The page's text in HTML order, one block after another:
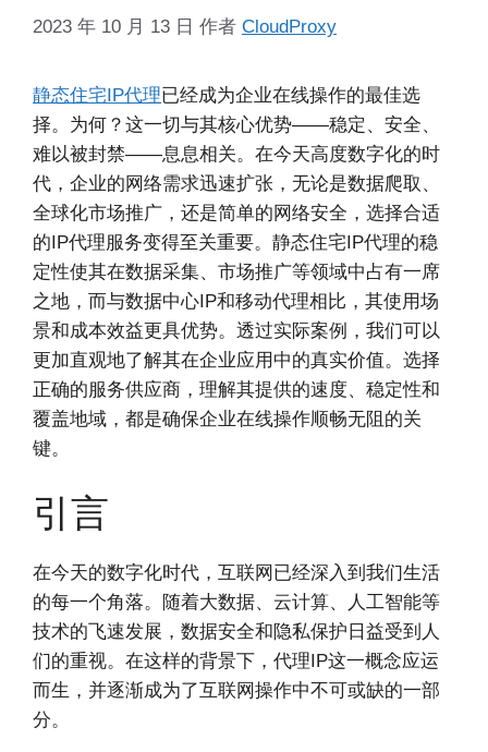
2023 年 10 月 13 日 作者 CloudProxy
静态住宅IP代理已经成为企业在线操作的最佳选
择。为何？这一切与其核心优势——稳定、安全、
难以被封禁——息息相关。在今天高度数字化的时
代，企业的网络需求迅速扩张，无论是数据爬取、
全球化市场推广，还是简单的网络安全，选择合适
的IP代理服务变得至关重要。静态住宅IP代理的稳
定性使其在数据采集、市场推广等领域中占有一席
之地，而与数据中心IP和移动代理相比，其使用场
景和成本效益更具优势。透过实际案例，我们可以
更加直观地了解其在企业应用中的真实价值。选择
正确的服务供应商，理解其提供的速度、稳定性和
覆盖地域，都是确保企业在线操作顺畅无阻的关
键。
引言
在今天的数字化时代，互联网已经深入到我们生活
的每一个角落。随着大数据、云计算、人工智能等
技术的飞速发展，数据安全和隐私保护日益受到人
们的重视。在这样的背景下，代理IP这一概念应运
而生，并逐渐成为了互联网操作中不可或缺的一部
分。